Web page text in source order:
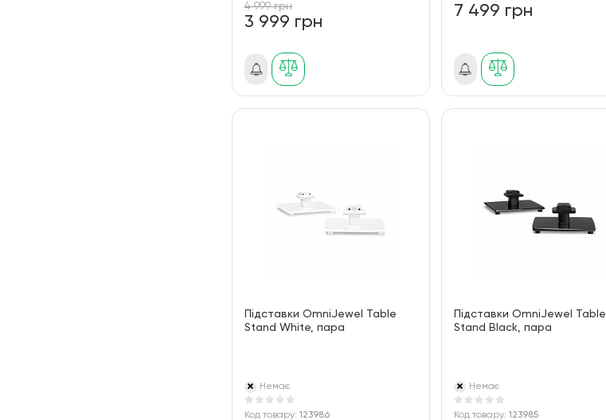
4 999 грн
3 999 грн
7 499 грн
Підставки OmniJewel Table
Stand White, пара
Немає
Код товару: 123986
Підставки OmniJewel Table
Stand Black, пара
Немає
Код товару: 123985